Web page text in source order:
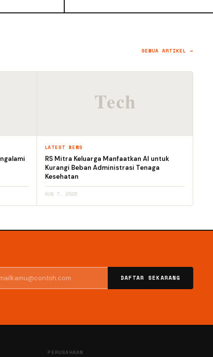
SEMUA ARTIKEL →
LATEST NEWS
RS Mitra Keluarga Manfaatkan AI untuk
Kurangi Beban Administrasi Tenaga
Kesehatan
AUG 7, 2026
DAFTAR SEKARANG
PERUSAHAAN